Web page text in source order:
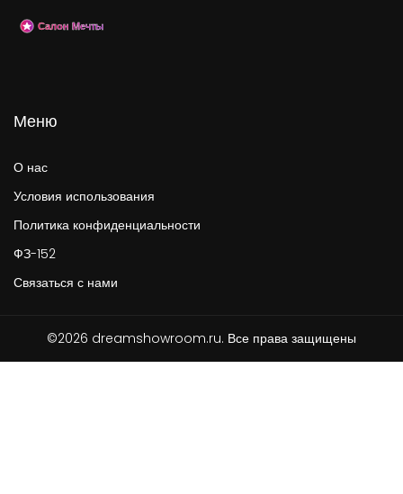
Меню
О нас
Условия использования
Политика конфиденциальности
ФЗ-152
Связаться с нами
©2026 dreamshowroom.ru. Все права защищены